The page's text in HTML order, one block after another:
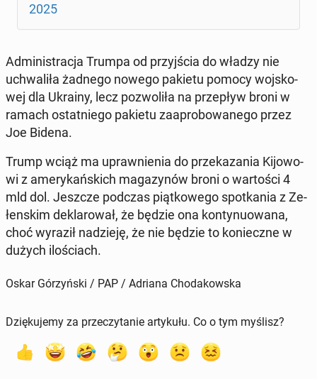
2025
Ad­mi­ni­stra­cja Trumpa od przyj­ścia do władzy nie
uchwa­li­ła żadnego nowego pakietu pomocy woj­sko­
wej dla Ukrainy, lecz po­zwo­li­ła na prze­pływ broni w
ramach ostat­nie­go pakietu za­apro­bo­wa­ne­go przez
Joe Bidena.
Trump wciąż ma upraw­nie­nia do prze­ka­za­nia Ki­jo­wo­
wi z ame­ry­kań­skich ma­ga­zy­nów broni o war­to­ści 4
mld dol. Jeszcze podczas piąt­ko­we­go spo­tka­nia z Ze­
łen­skim de­kla­ro­wał, że będzie ona kon­ty­nu­owa­na,
choć wyraził na­dzie­ję, że nie będzie to ko­niecz­ne w
dużych ilo­ściach.
Oskar Górzyński / PAP / Adriana Chodakowska
Dziękujemy za przeczytanie artykułu. Co o tym myślisz?